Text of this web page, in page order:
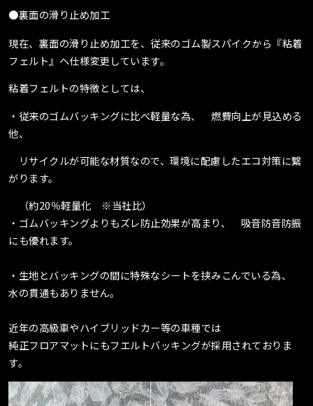
●裏面の滑り止め加工
現在、裏面の滑り止め加工を、従来のゴム製スパイクから『粘着
フェルト』へ仕様変更しています。
粘着フェルトの特徴としては、
・従来のゴムバッキングに比べ軽量な為、 燃費向上が見込める
他、
リサイクルが可能な材質なので、環境に配慮したエコ対策に繋
がります。
（約20％軽量化 ※当社比）
・ゴムバッキングよりもズレ防止効果が高まり、 吸音防音防振
にも優れます。
・生地とバッキングの間に特殊なシートを挟みこんでいる為、
水の貫通もありません。
近年の高級車やハイブリッドカー等の車種では
純正フロアマットにもフエルトバッキングが採用されておりま
す。